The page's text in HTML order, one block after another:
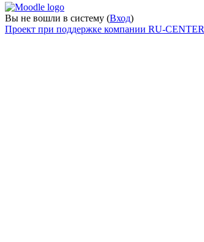
Вы не вошли в систему (Вход)
Проект при поддержке компании RU-CENTER